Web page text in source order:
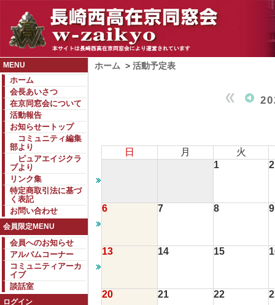
MENU
ホーム
会長あいさつ
在京同窓会について
活動報告
お知らせートップ
コミュニティ編集
部より
ピュアエイジクラ
ブより
リンク集
特定商取引法に基づ
く表記
お問い合わせ
会員限定MENU
会員へのお知らせ
アルバムコーナー
コミュニティアーカ
イブ
談話室
ログイン
ホーム > 活動予定表
日 月
火
1
2
6 7 8 9
13 14 15
20 21 22